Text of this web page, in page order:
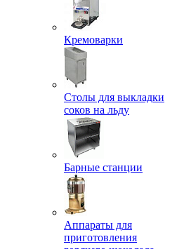
Кремоварки
Столы для выкладки
соков на льду
Барные станции
Аппараты для
приготовления